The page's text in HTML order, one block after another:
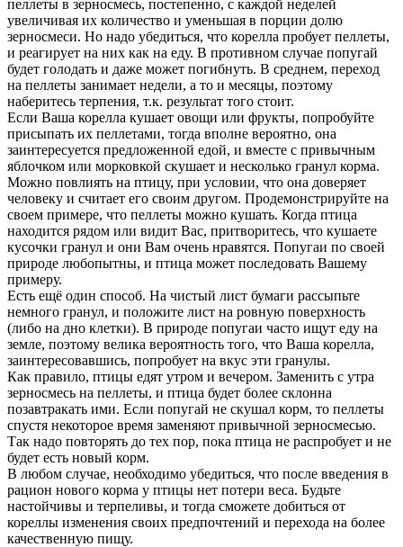
пеллеты в зерносмесь, постепенно, с каждой неделей
увеличивая их количество и уменьшая в порции долю
зерносмеси. Но надо убедиться, что корелла пробует пеллеты,
и реагирует на них как на еду. В противном случае попугай
будет голодать и даже может погибнуть. В среднем, переход
на пеллеты занимает недели, а то и месяцы, поэтому
наберитесь терпения, т.к. результат того стоит.
Если Ваша корелла кушает овощи или фрукты, попробуйте
присыпать их пеллетами, тогда вполне вероятно, она
заинтересуется предложенной едой, и вместе с привычным
яблочком или морковкой скушает и несколько гранул корма.
Можно повлиять на птицу, при условии, что она доверяет
человеку и считает его своим другом. Продемонстрируйте на
своем примере, что пеллеты можно кушать. Когда птица
находится рядом или видит Вас, притворитесь, что кушаете
кусочки гранул и они Вам очень нравятся. Попугаи по своей
природе любопытны, и птица может последовать Вашему
примеру.
Есть ещё один способ. На чистый лист бумаги рассыпьте
немного гранул, и положите лист на ровную поверхность
(либо на дно клетки). В природе попугаи часто ищут еду на
земле, поэтому велика вероятность того, что Ваша корелла,
заинтересовавшись, попробует на вкус эти гранулы.
Как правило, птицы едят утром и вечером. Заменить с утра
зерносмесь на пеллеты, и птица будет более склонна
позавтракать ими. Если попугай не скушал корм, то пеллеты
спустя некоторое время заменяют привычной зерносмесью.
Так надо повторять до тех пор, пока птица не распробует и не
будет есть новый корм.
В любом случае, необходимо убедиться, что после введения в
рацион нового корма у птицы нет потери веса. Будьте
настойчивы и терпеливы, и тогда сможете добиться от
кореллы изменения своих предпочтений и перехода на более
качественную пищу.